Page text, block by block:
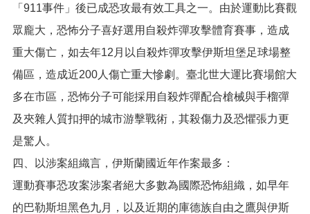
「911事件」後已成恐攻最有效工具之一。由於運動比賽觀
眾龐大，恐怖分子喜好選用自殺炸彈攻擊體育賽事，造成
重大傷亡，如去年12月以自殺炸彈攻擊伊斯坦堡足球場整
備區，造成近200人傷亡重大慘劇。臺北世大運比賽場館大
多在市區，恐怖分子可能採用自殺炸彈配合槍械與手榴彈
及夾雜人質扣押的城市游擊戰術，其殺傷力及恐懼張力更
是驚人。
四、以涉案組織言，伊斯蘭國近年作案最多：
運動賽事恐攻案涉案者絕大多數為國際恐怖組織，如早年
的巴勒斯坦黑色九月，以及近期的庫德族自由之鷹與伊斯